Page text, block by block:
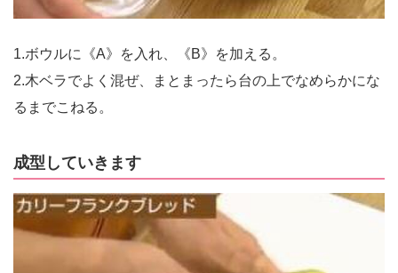
1.ボウルに《A》を入れ、《B》を加える。
2.木ベラでよく混ぜ、まとまったら台の上でなめらかにな
るまでこねる。
成型していきます